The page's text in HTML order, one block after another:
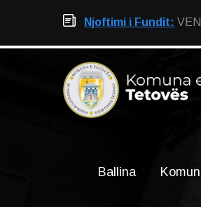
Njoftimi i Fundit:
Ballina